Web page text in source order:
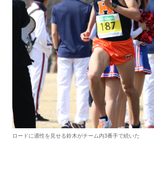
ロードに適性を見せる鈴木がチーム内3番手で続いた